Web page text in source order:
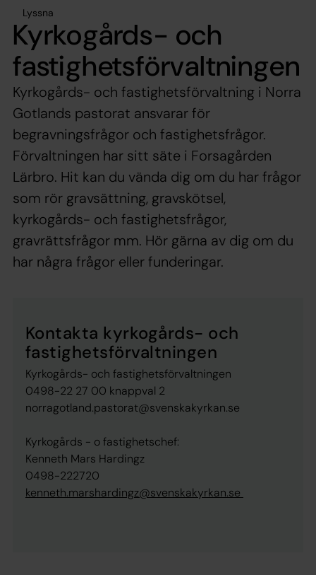
Lyssna
Kyrkogårds- och
fastighetsförvaltningen
Kyrkogårds- och fastighetsförvaltning i Norra
Gotlands pastorat ansvarar för
begravningsfrågor och fastighetsfrågor.
Förvaltningen har sitt säte i Forsagården
Lärbro. Hit kan du vända dig om du har frågor
som rör gravsättning, gravskötsel,
kyrkogårds- och fastighetsfrågor,
gravrättsfrågor mm. Hör gärna av dig om du
har några frågor eller funderingar.
Kontakta kyrkogårds- och
fastighetsförvaltningen
Kyrkogårds- och fastighetsförvaltningen
0498-22 27 00 knappval 2
norragotland.pastorat@svenskakyrkan.se
Kyrkogårds - o fastighetschef:
Kenneth Mars Hardingz
0498-222720
kenneth.marshardingz@svenskakyrkan.se